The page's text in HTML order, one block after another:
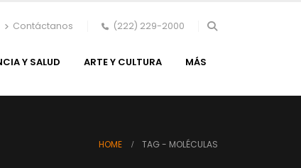
Contáctanos (222) 229-2000
Y SALUD ARTE Y CULTURA MÁS
HOME TAG - MOLÉCULAS